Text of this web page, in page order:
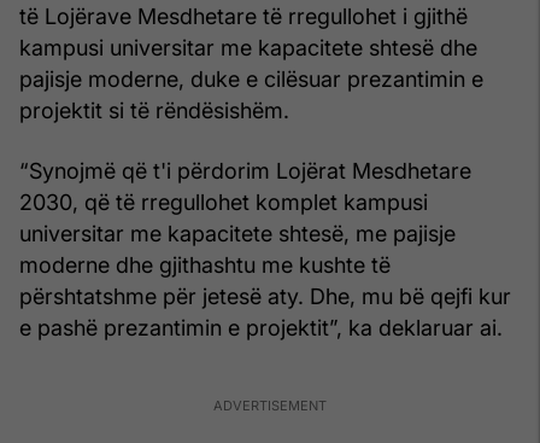
të Lojërave Mesdhetare të rregullohet i gjithë
kampusi universitar me kapacitete shtesë dhe
pajisje moderne, duke e cilësuar prezantimin e
projektit si të rëndësishëm.
“Synojmë që t'i përdorim Lojërat Mesdhetare
2030, që të rregullohet komplet kampusi
universitar me kapacitete shtesë, me pajisje
moderne dhe gjithashtu me kushte të
përshtatshme për jetesë aty. Dhe, mu bë qejfi kur
e pashë prezantimin e projektit”, ka deklaruar ai.